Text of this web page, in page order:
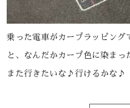
乗った電車がカープラッピン
と、なんだかカープ色に染まっ
また行きたいな♪行けるかな♪